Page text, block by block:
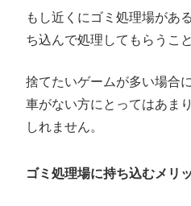
もし近くにゴミ処理場があ
ち込んで処理してもらうこ
捨てたいゲームが多い場合
車がない方にとってはあま
しれません。
ゴミ処理場に持ち込むメリ